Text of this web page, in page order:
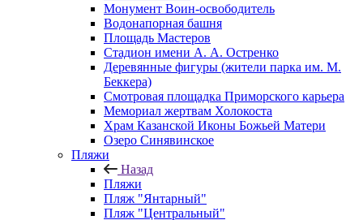
Монумент Воин-освободитель
Водонапорная башня
Площадь Мастеров
Стадион имени А. А. Остренко
Деревянные фигуры (жители парка им. М.
Беккера)
Смотровая площадка Приморского карьера
Мемориал жертвам Холокоста
Храм Казанской Иконы Божьей Матери
Озеро Синявинское
Пляжи
Назад
Пляжи
Пляж "Янтарный"
Пляж "Центральный"